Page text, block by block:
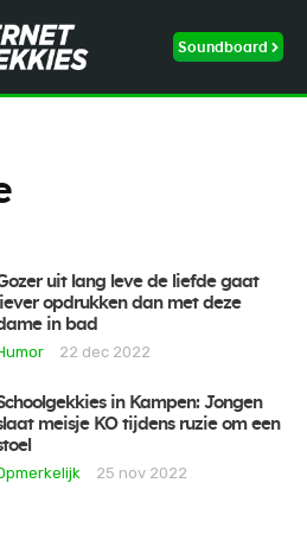
Soundboard
uit lang leve de liefde gaat
liever opdrukken dan met deze
in bad
22 dec 2022
in Kampen: Jongen
meisje KO tijdens ruzie om een
25 nov 2022